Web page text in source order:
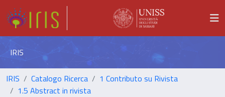
IRIS
IRIS Catalogo Ricerca
1 Contributo su Rivista
1.5 Abstract in rivista